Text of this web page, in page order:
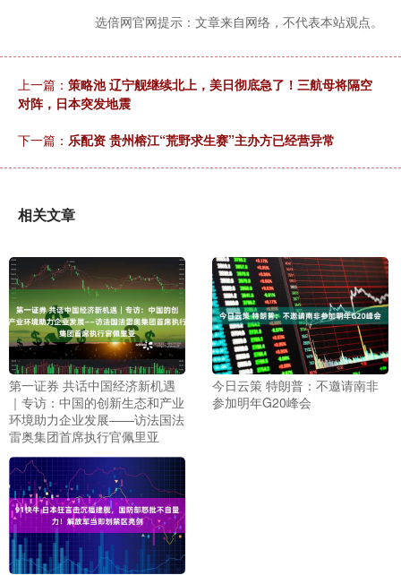
选倍网官网提示：文章来自网络，不代表本站观点。
上一篇： 策略池 辽宁舰继续北上，美日彻底急了！三航母将隔空
对阵，日本突发地震
下一篇： 乐配资 贵州榕江“荒野求生赛”主办方已经营异常
相关文章
第一证券 共话中国经济新机遇
｜专访：中国的创新生态和产业
环境助力企业发展——访法国法
雷奥集团首席执行官佩里亚
今日云策 特朗普：不邀请南非
参加明年G20峰会